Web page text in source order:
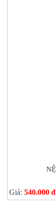
Giá: 540.000 đ